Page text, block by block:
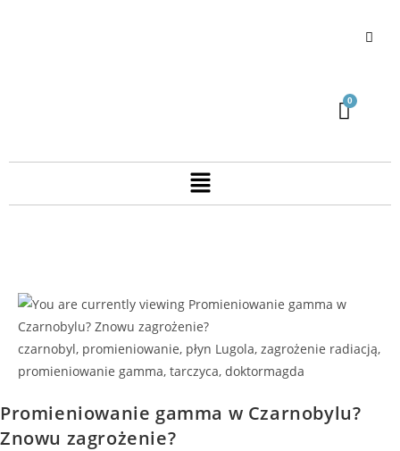
czarnobyl, promieniowanie, płyn Lugola, zagrożenie radiacją,
promieniowanie gamma, tarczyca, doktormagda
Promieniowanie gamma w Czarnobylu?
Znowu zagrożenie?